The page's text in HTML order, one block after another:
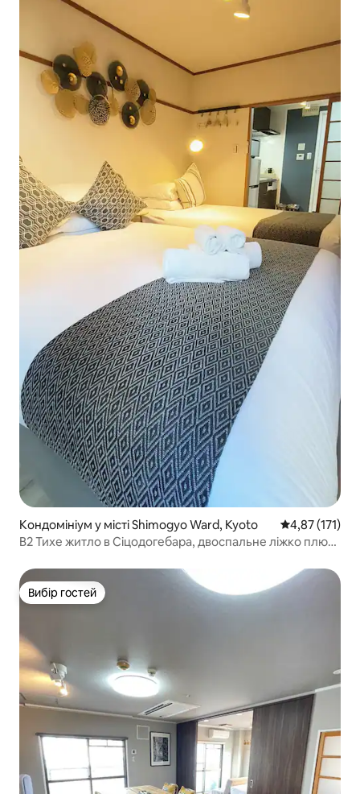
Кондомініум у місті Shimogyo Ward, Kyoto Середня
4,87 (171)
B2 Тихе житло в Сіцодогебара, двоспальне ліжко плюс
кімната, нові звукоізоляційні вікна та ремонт, ліфт
Вибір гостей
Вибір гостей